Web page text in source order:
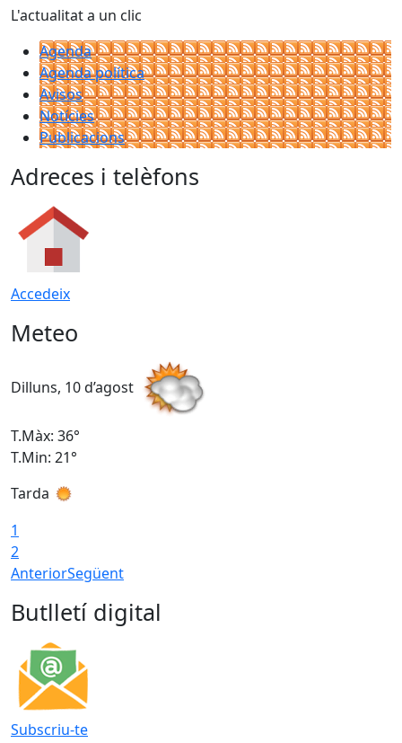
L'actualitat a un clic
Agenda
Agenda política
Avisos
Notícies
Publicacions
Adreces i telèfons
Accedeix
Meteo
Dilluns, 10 d’agost
T.Màx: 36°
T.Min: 21°
Tarda
1
2
AnteriorSegüent
Butlletí digital
Subscriu-te